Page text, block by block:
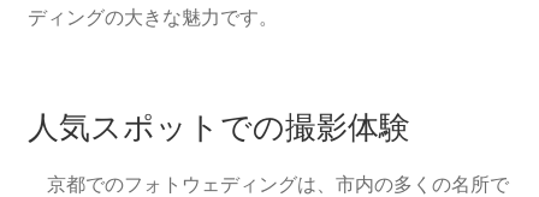
ディングの大きな魅力です。
人気スポットでの撮影体験
京都でのフォトウェディングは、市内の多くの名所で